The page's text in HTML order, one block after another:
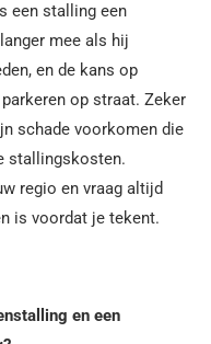
een stalling een
mee als hij
en de kans op
op straat. Zeker
schade voorkomen die
stallingskosten.
regio en vraag altijd
is voordat je tekent.
en een